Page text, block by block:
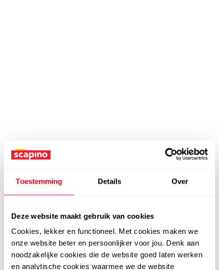
Toestemming Details Over
Deze website maakt gebruik van cookies
Cookies, lekker en functioneel. Met cookies maken we
onze website beter en persoonlijker voor jou. Denk aan
noodzakelijke cookies die de website goed laten werken
en analytische cookies waarmee we de website